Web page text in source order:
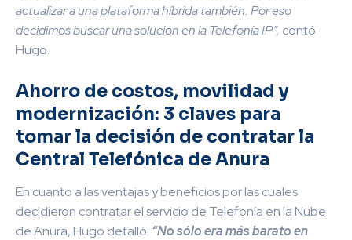
actualizar a una plataforma híbrida también. Por eso
decidimos buscar una solución en la Telefonía IP”, contó
Hugo.
Ahorro de costos, movilidad y
modernización: 3 claves para
tomar la decisión de contratar la
Central Telefónica de Anura
En cuanto a las ventajas y beneficios por las cuales
decidieron contratar el servicio de Telefonía en la Nube
de Anura, Hugo detalló: “No sólo era más barato en